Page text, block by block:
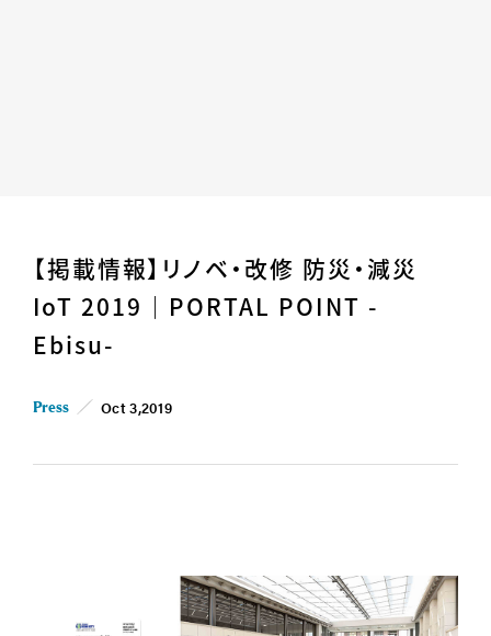
【掲載情報】リノベ・改修 防災・減災
IoT 2019｜PORTAL POINT -
Ebisu-
Press Oct 3,2019
Business
For Owner
Works
Cases
Company
Career/Recruit
IR